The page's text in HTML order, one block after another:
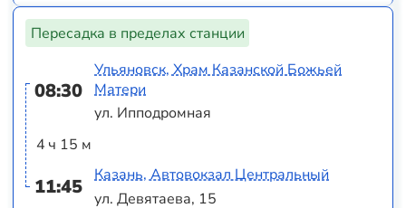
Пересадка в пределах станции
08:30
4 ч 15 м
11:45
Ульяновск, Храм Казанской Божьей
Матери
ул. Ипподромная
Казань, Автовокзал Центральный
ул. Девятаева, 15